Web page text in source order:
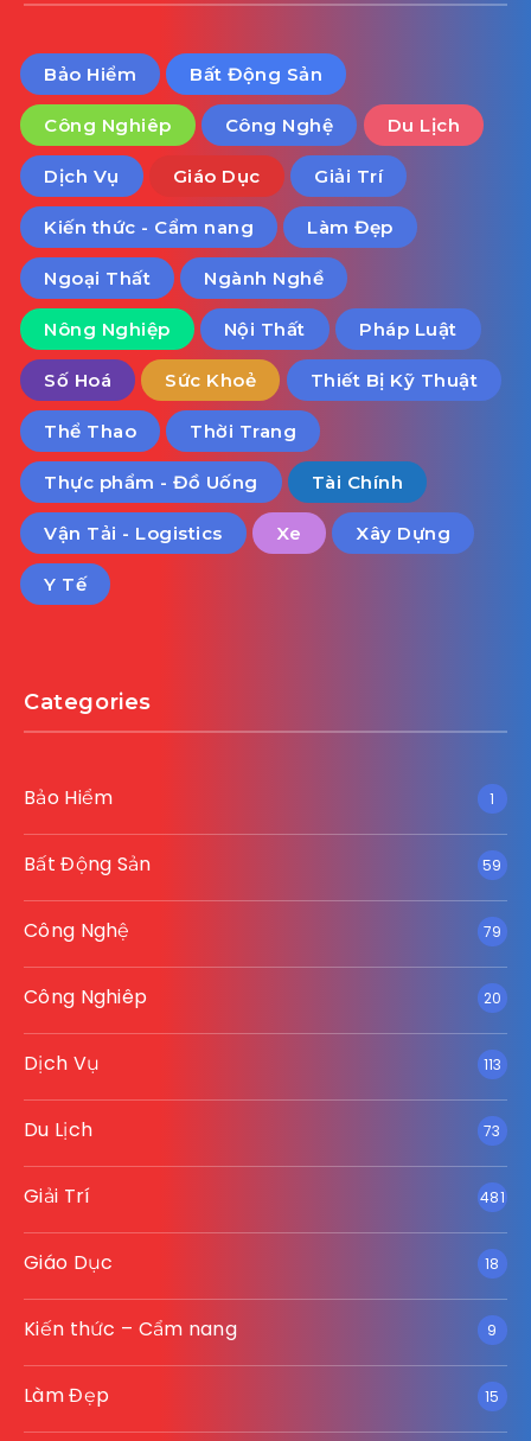
Bảo Hiểm Bất Động Sản
Công Nghiêp Công Nghệ Du Lịch
Dịch Vụ Giáo Dục Giải Trí
Kiến thức - Cẩm nang Làm Đẹp
Ngoại Thất Ngành Nghề
Nông Nghiệp Nội Thất Pháp Luật
Số Hoá Sức Khoẻ Thiết Bị Kỹ Thuật
Thể Thao Thời Trang
Thực phẩm - Đồ Uống Tài Chính
Vận Tải - Logistics Xe Xây Dựng
Y Tế
Categories
Bảo Hiểm 1
Bất Động Sản 59
Công Nghệ 79
Công Nghiêp 20
Dịch Vụ 113
Du Lịch 73
Giải Trí 481
Giáo Dục 18
Kiến thức – Cẩm nang 9
Làm Đẹp 15